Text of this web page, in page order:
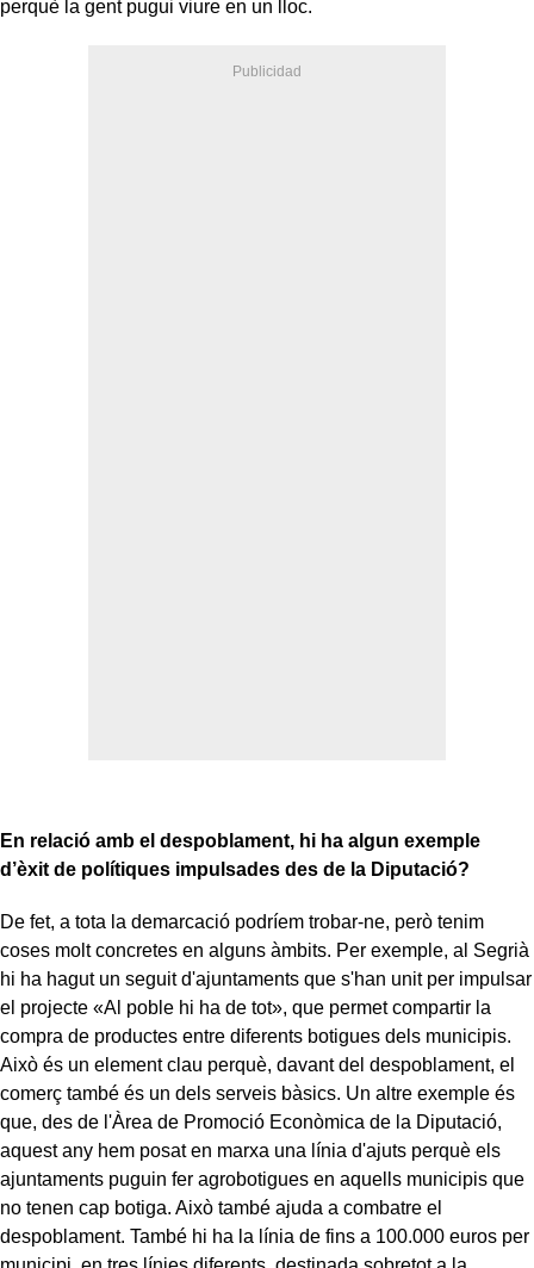
perquè la gent pugui viure en un lloc.
En relació amb el despoblament, hi ha algun exemple
d’èxit de polítiques impulsades des de la Diputació?
De fet, a tota la demarcació podríem trobar-ne, però tenim
coses molt concretes en alguns àmbits. Per exemple, al Segrià
hi ha hagut un seguit d'ajuntaments que s'han unit per impulsar
el projecte «Al poble hi ha de tot», que permet compartir la
compra de productes entre diferents botigues dels municipis.
Això és un element clau perquè, davant del despoblament, el
comerç també és un dels serveis bàsics. Un altre exemple és
que, des de l'Àrea de Promoció Econòmica de la Diputació,
aquest any hem posat en marxa una línia d'ajuts perquè els
ajuntaments puguin fer agrobotigues en aquells municipis que
no tenen cap botiga. Això també ajuda a combatre el
despoblament. També hi ha la línia de fins a 100.000 euros per